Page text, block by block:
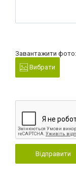
Завантажити фото:
Вибрати
Відправити